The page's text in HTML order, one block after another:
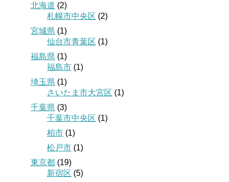
北海道 (2)
札幌市中央区 (2)
宮城県 (1)
仙台市青葉区 (1)
福島県 (1)
福島市 (1)
埼玉県 (1)
さいたま市大宮区 (1)
千葉県 (3)
千葉市中央区 (1)
柏市 (1)
松戸市 (1)
東京都 (19)
新宿区 (5)